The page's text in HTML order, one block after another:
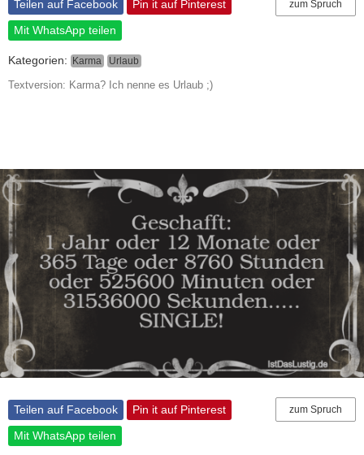
zum Spruch
Teilen auf Facebook
Pin it auf Pinterest
Mit WhatsApp teilen
Kategorien: Karma Urlaub
Textversion: Karma? Ich nenne es Urlaub ;)
zum Spruch
Teilen auf Facebook
Pin it auf Pinterest
Mit WhatsApp teilen